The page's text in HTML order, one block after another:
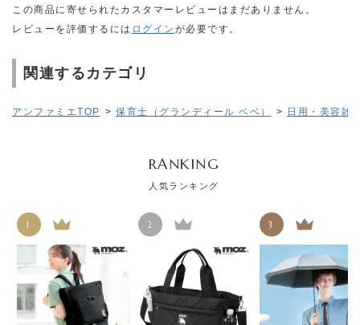
この商品に寄せられたカスタマーレビューはまだありません。
レビューを評価するには ログイン が必要です。
関連するカテゴリ
アンファミエTOP > 保育士（グランディール ベベ） > 日用・美容雑
RANKING
人気ランキング
1 2 3